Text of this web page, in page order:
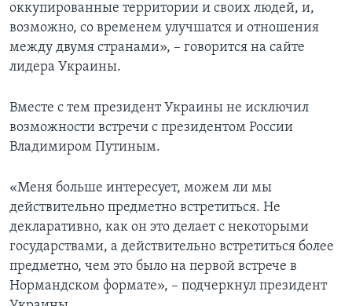
оккупированные территории и своих людей, и,
возможно, со временем улучшатся и отношения
между двумя странами», – говорится на сайте
лидера Украины.
Вместе с тем президент Украины не исключил
возможности встречи с президентом России
Владимиром Путиным.
«Меня больше интересует, можем ли мы
действительно предметно встретиться. Не
декларативно, как он это делает с некоторыми
государствами, а действительно встретиться более
предметно, чем это было на первой встрече в
Нормандском формате», – подчеркнул президент